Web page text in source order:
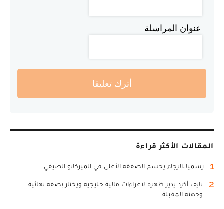
عنوان المراسلة
أترك تعليقا
المقالات الأكثر قراءة
1 رسميا..الرجاء يحسم الصفقة الأغلى في الميركاتو الصيفي
2
نايف أكرد يدير ظهره لاغراءات مالية خليجية ويختار بصفة نهائية
وجهته المقبلة